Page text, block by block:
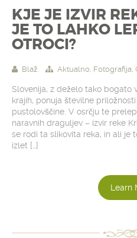
KJE JE IZVIR
JE TO LAHKO
OTROCI?
Blaž Aktualno, Fotografija,
Slovenija, z deželo tako bogato
krajih, ponuja številne
pustolovščine. V osrčju te
naravnih draguljev – izvir reke
se rodi ta slikovita reka, in ali je
izlet […]
Learn